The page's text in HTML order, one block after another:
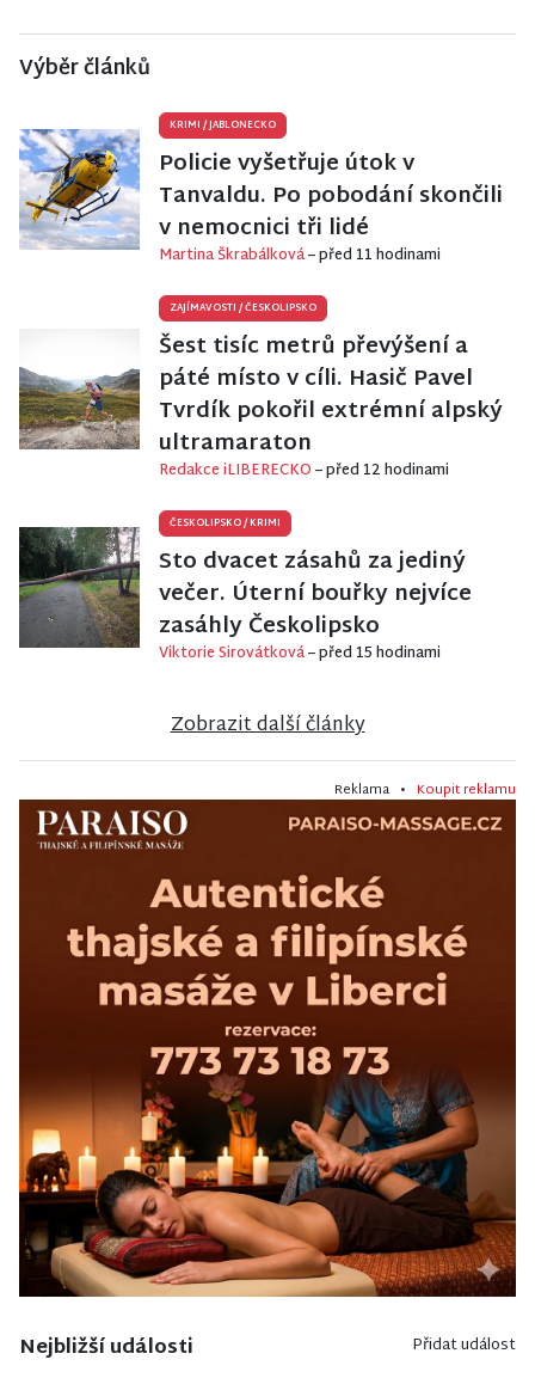
Výběr článků
KRIMI /JABLONECKO
Policie vyšetřuje útok v
Tanvaldu. Po pobodání skončili
v nemocnici tři lidé
Martina Škrabálková– před 11 hodinami
ZAJÍMAVOSTI /ČESKOLIPSKO
Šest tisíc metrů převýšení a
páté místo v cíli. Hasič Pavel
Tvrdík pokořil extrémní alpský
ultramaraton
Redakce iLIBERECKO– před 12 hodinami
ČESKOLIPSKO/KRIMI
Sto dvacet zásahů za jediný
večer. Úterní bouřky nejvíce
zasáhly Českolipsko
Viktorie Sirovátková– před 15 hodinami
Zobrazit další články
Reklama • Koupit reklamu
Nejbližší události Přidat událost
×